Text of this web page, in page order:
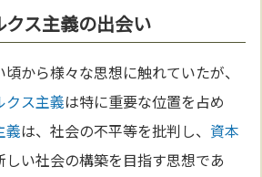
ス主義の出会い
頃から様々な思想に触れていたが、
クス主義は特に重要な位置を占め
義は、社会の不平等を批判し、 資本
しい社会の構築を目指す思想であ